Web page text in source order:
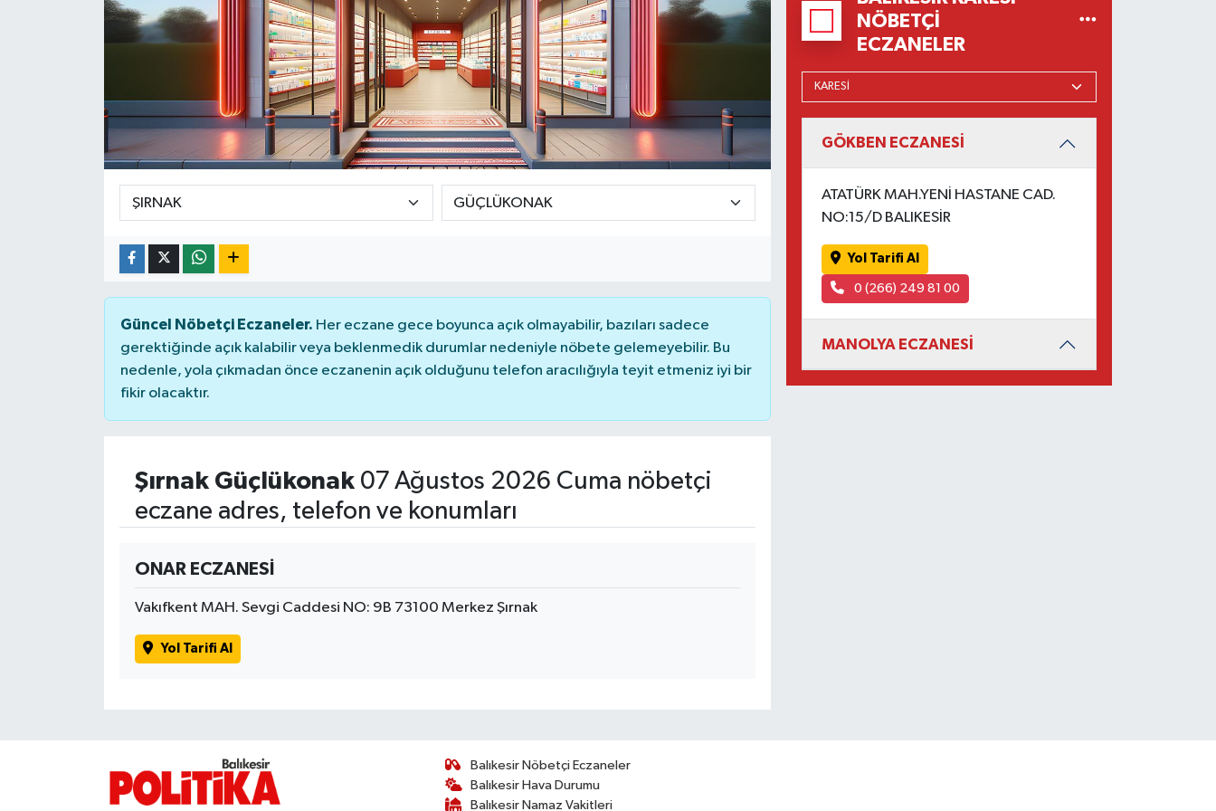
Güncel Nöbetçi Eczaneler. Her eczane gece boyunca açık olmayabilir, bazıları sadece
gerektiğinde açık kalabilir veya beklenmedik durumlar nedeniyle nöbete gelemeyebilir. Bu
nedenle, yola çıkmadan önce eczanenin açık olduğunu telefon aracılığıyla teyit etmeniz iyi bir
fikir olacaktır.
Şırnak Güçlükonak07 Ağustos 2026 Cuma nöbetçi
eczane adres, telefon ve konumları
ONAR ECZANESİ
Vakıfkent MAH. Sevgi Caddesi NO: 9B 73100 Merkez Şırnak
Yol Tarifi Al
NÖBETÇI
ECZANELER
GÖKBEN ECZANESİ
ATATÜRK MAH.YENİ HASTANE CAD.
NO:15/D BALIKESİR
Yol Tarifi Al
0 (266) 249 81 00
MANOLYA ECZANESİ
Balıkesir Nöbetçi Eczaneler
Balıkesir Hava Durumu
Balıkesir Namaz Vakitleri
EĞİTİM
EKONOMİ
KENT GÜNDEMİ
KÜLTÜR-SANAT